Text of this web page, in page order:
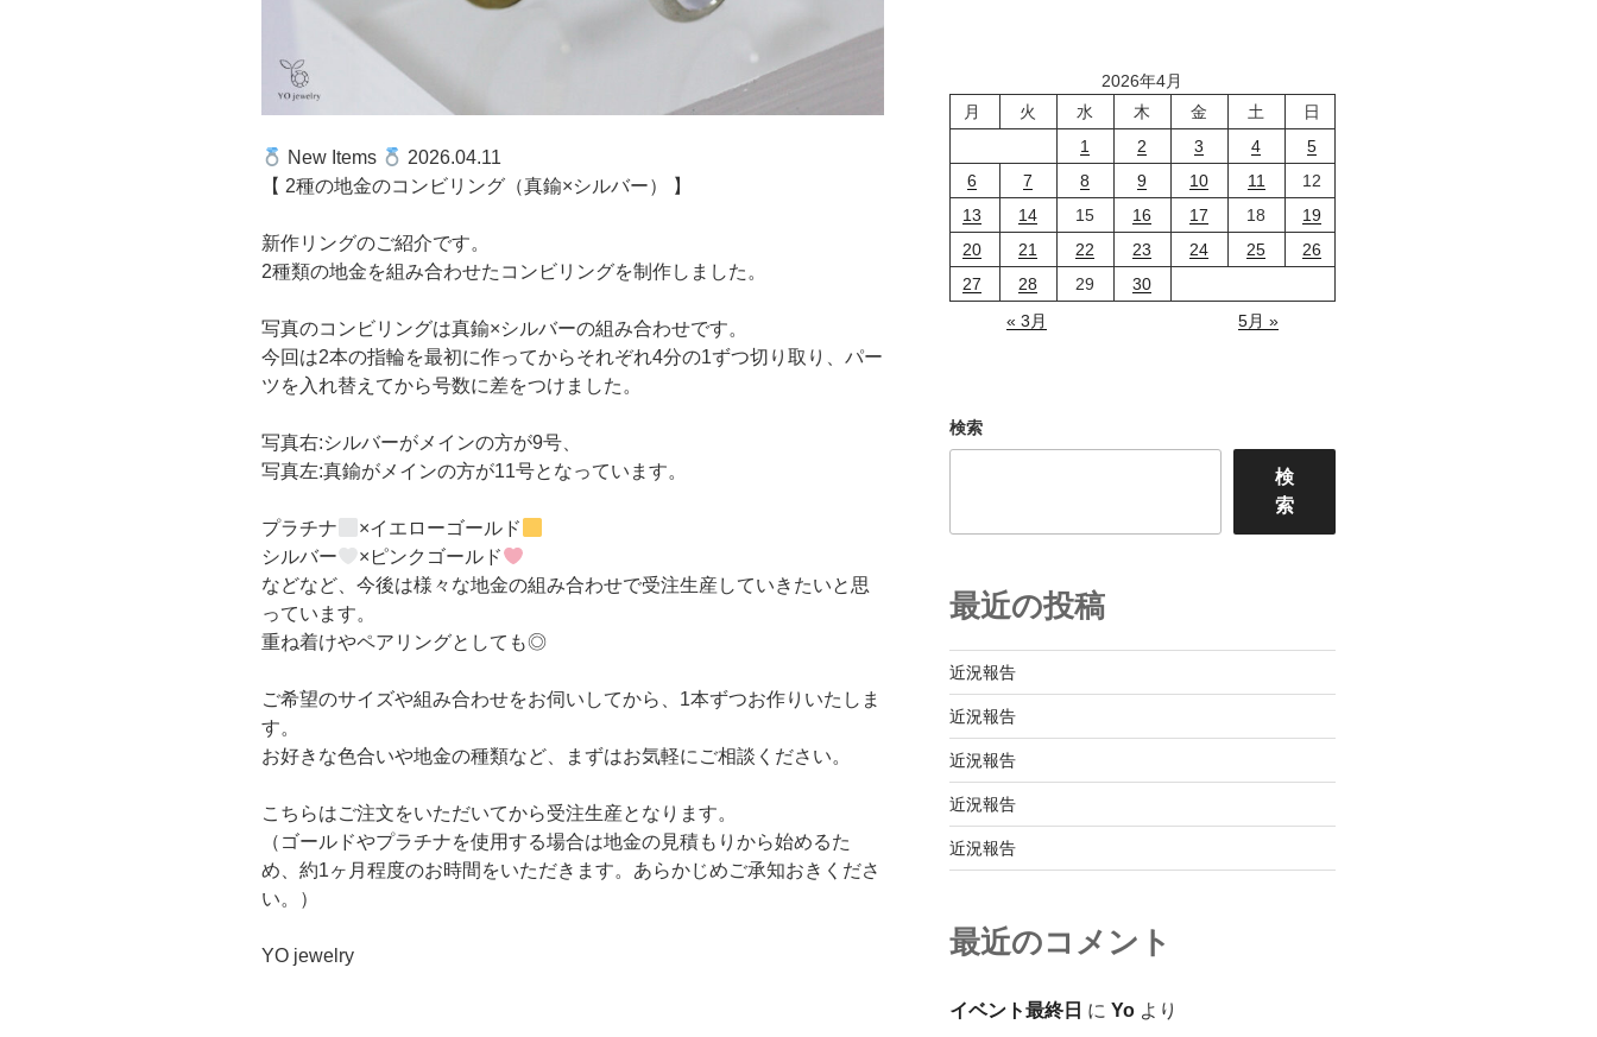
New Items
2026.04.11
【 2種の地金のコンビリング（真鍮×シルバー） 】
新作リングのご紹介です。
2種類の地金を組み合わせたコンビリングを制作しました。
写真のコンビリングは真鍮×シルバーの組み合わせです。
今回は2本の指輪を最初に作ってからそれぞれ4分の1ずつ切り取り、パー
ツを入れ替えてから号数に差をつけました。
写真右:シルバーがメインの方が9号、
写真左:真鍮がメインの方が11号となっています。
プラチナ
×イエローゴールド
シルバー
×ピンクゴールド
などなど、今後は様々な地金の組み合わせで受注生産していきたいと思
っています。
重ね着けやペアリングとしても◎
ご希望のサイズや組み合わせをお伺いしてから、1本ずつお作りいたしま
す。
お好きな色合いや地金の種類など、まずはお気軽にご相談ください。
こちらはご注文をいただいてから受注生産となります。
（ゴールドやプラチナを使用する場合は地金の見積もりから始めるた
め、約1ヶ月程度のお時間をいただきます。あらかじめご承知おきくださ
い。）
YO jewelry
2026年4月
月
火 水 木 金 土
日
1
2 3 4
5
6
7 8 9 10 11
12
13
14 15 16 17 18
19
20
21 22 23 24 25
26
27
28 29
30
« 3月
5月 »
検索
検
索
最近の投稿
近況報告
近況報告
近況報告
近況報告
近況報告
最近のコメント
イベント最終日 に Yoより